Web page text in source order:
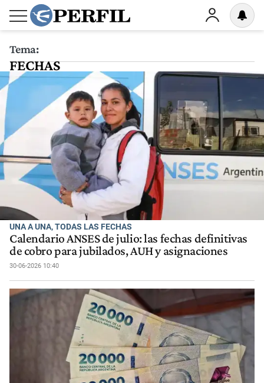
Tema:
FECHAS
UNA A UNA, TODAS LAS FECHAS
Calendario ANSES de julio: las fechas definitivas
de cobro para jubilados, AUH y asignaciones
30-06-2026 10:40